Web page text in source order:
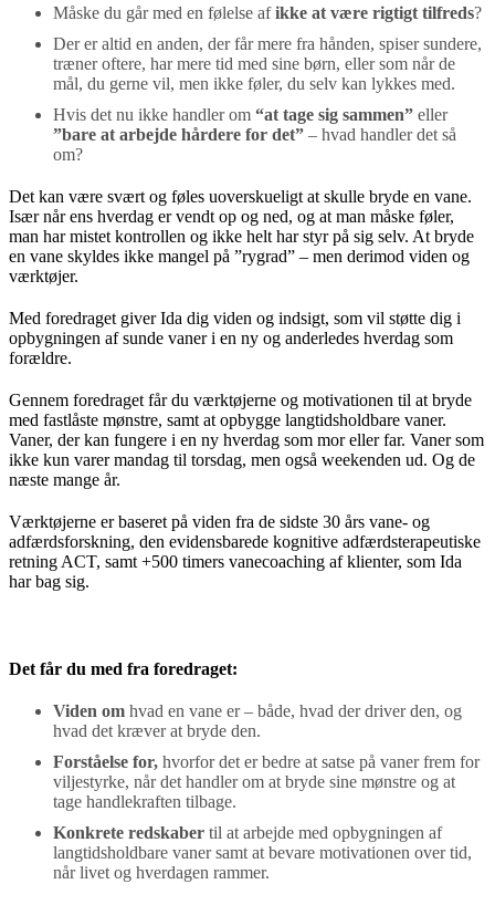
Måske du går med en følelse afikke at være rigtigt tilfreds?
Der er altid en anden, der får mere fra hånden, spiser sundere,
træner oftere, har mere tid med sine børn, eller som når de
mål, du gerne vil, men ikke føler, du selv kan lykkes med.
Hvis det nu ikke handler om “at tage sig sammen” eller
”bare at arbejde hårdere for det” – hvad handler det så
om?
Det kan være svært og føles uoverskueligt at skulle bryde en vane.
Især når ens hverdag er vendt op og ned, og at man måske føler,
man har mistet kontrollen og ikke helt har styr på sig selv. At bryde
en vane skyldes ikke mangel på ”rygrad” – men derimod viden og
værktøjer.
Med foredraget giver Ida dig viden og indsigt, som vil støtte dig i
opbygningen af sunde vaner i en ny og anderledes hverdag som
forældre.
Gennem foredraget får du værktøjerne og motivationen til at bryde
med fastlåste mønstre, samt at opbygge langtidsholdbare vaner.
Vaner, der kan fungere i en ny hverdag som mor eller far. Vaner som
ikke kun varer mandag til torsdag, men også weekenden ud. Og de
næste mange år.
Værktøjerne er baseret på viden fra de sidste 30 års vane- og
adfærdsforskning, den evidensbarede kognitive adfærdsterapeutiske
retning ACT, samt +500 timers vanecoaching af klienter, som Ida
har bag sig.
Det får du med fra foredraget:
Viden om hvad en vane er – både, hvad der driver den, og
hvad det kræver at bryde den.
Forståelse for, hvorfor det er bedre at satse på vaner frem for
viljestyrke, når det handler om at bryde sine mønstre og at
tage handlekraften tilbage.
Konkrete redskaber til at arbejde med opbygningen af
langtidsholdbare vaner samt at bevare motivationen over tid,
når livet og hverdagen rammer.